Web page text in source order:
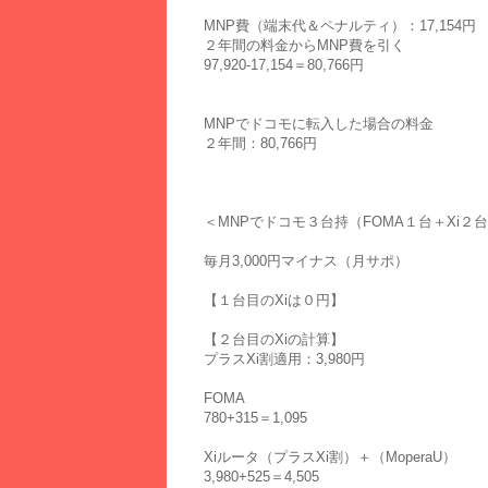
MNP費（端末代＆ペナルティ）：17,154円
２年間の料金からMNP費を引く
97,920-17,154＝80,766円
MNPでドコモに転入した場合の料金
２年間：80,766円
＜MNPでドコモ３台持（FOMA１台＋Xi２
毎月3,000円マイナス（月サポ）
【１台目のXiは０円】
【２台目のXiの計算】
プラスXi割適用：3,980円
FOMA
780+315＝1,095
Xiルータ（プラスXi割）＋（MoperaU）
3,980+525＝4,505